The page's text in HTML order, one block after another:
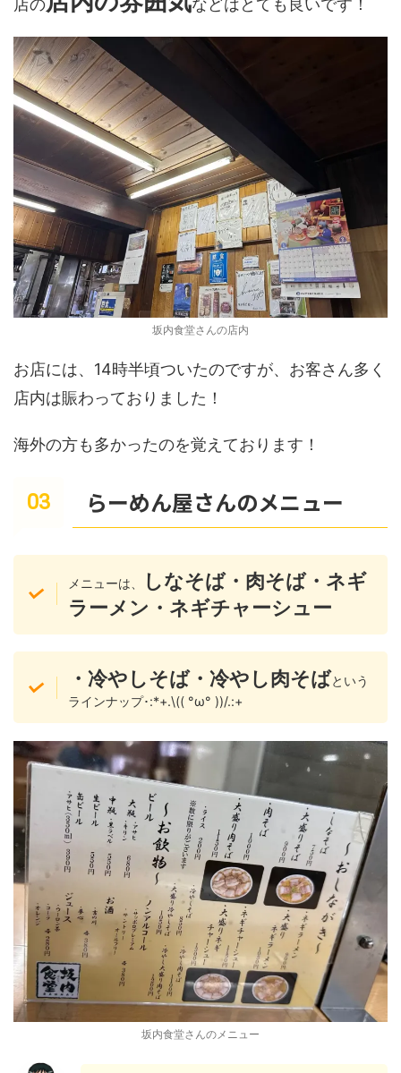
店の などはとても良いです！
坂内食堂さんの店内
お店には、14時半頃ついたのですが、お客さん多く
店内は賑わっておりました！
海外の方も多かったのを覚えております！
らーめん屋さんのメニュー
メニューは、
しなそば・肉そば・ネギ
ラーメン・ネギチャーシュー
・冷やしそば・冷やし肉そばという
ラインナップ･:*+.\(( °ω° ))/.:+
坂内食堂さんのメニュー